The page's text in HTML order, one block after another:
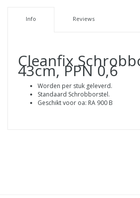
Info Reviews
Cleanfix
43cm, PPN 0,6
Worden per stuk geleverd.
Standaard Schrobborstel.
Geschikt voor oa: RA 900 B